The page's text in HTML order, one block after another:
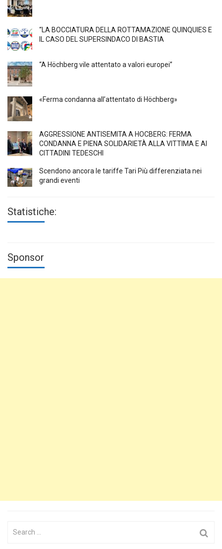
“LA BOCCIATURA DELLA ROTTAMAZIONE QUINQUIES E
IL CASO DEL SUPERSINDACO DI BASTIA
“A Höchberg vile attentato a valori europei”
«Ferma condanna all’attentato di Höchberg»
AGGRESSIONE ANTISEMITA A HÖCBERG: FERMA
CONDANNA E PIENA SOLIDARIETÀ ALLA VITTIMA E AI
CITTADINI TEDESCHI
Scendono ancora le tariffe Tari Più differenziata nei
grandi eventi
Statistiche:
Sponsor
Search